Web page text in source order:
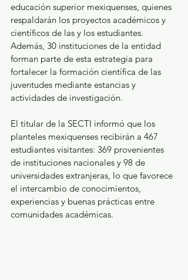
educación superior mexiquenses, quienes
respaldarán los proyectos académicos y
científicos de las y los estudiantes.
Además, 30 instituciones de la entidad
forman parte de esta estrategia para
fortalecer la formación científica de las
juventudes mediante estancias y
actividades de investigación.
El titular de la SECTI informó que los
planteles mexiquenses recibirán a 467
estudiantes visitantes: 369 provenientes
de instituciones nacionales y 98 de
universidades extranjeras, lo que favorece
el intercambio de conocimientos,
experiencias y buenas prácticas entre
comunidades académicas.